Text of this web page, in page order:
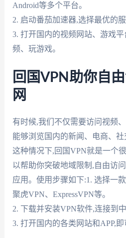
Android等多个平台。
2. 启动番茄加速器,选择最优的服
3. 打开国内的视频网站、游戏
频、玩游戏。
回国VPN助你自
网
有时候,我们不仅需要访问视频
能够浏览国内的新闻、电商、社
这种情况下,回国VPN就是一个
以帮助你突破地域限制,自由访
应用。使用步骤如下:1. 选择一
聚虎VPN、ExpressVPN等。
2. 下载并安装VPN软件,连接到
3. 打开国内的各类网站和APP,即